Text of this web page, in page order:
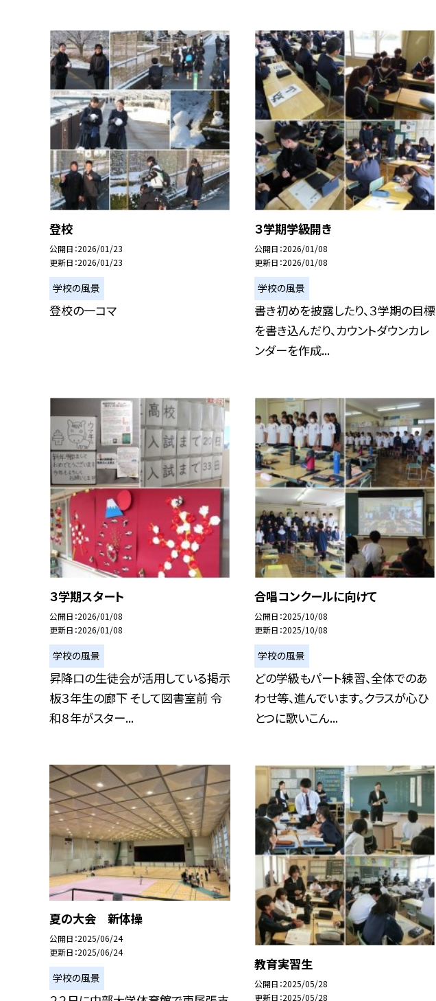
登校
公開日 2026/01/23
更新日 2026/01/23
学校の風景
登校の一コマ
３学期学級開き
公開日 2026/01/08
更新日 2026/01/08
学校の風景
書き初めを披露したり、３学期の目標
を書き込んだり、カウントダウンカレ
ンダーを作成...
３学期スタート
公開日 2026/01/08
更新日 2026/01/08
学校の風景
昇降口の生徒会が活用している掲示
板３年生の廊下 そして図書室前 令
和８年がスター...
合唱コンクールに向けて
公開日 2025/10/08
更新日 2025/10/08
学校の風景
どの学級もパート練習、全体でのあ
わせ等、進んでいます。クラスが心ひ
とつに歌いこん...
夏の大会 新体操
公開日 2025/06/24
更新日 2025/06/24
学校の風景
教育実習生
公開日 2025/05/28
更新日 2025/05/28